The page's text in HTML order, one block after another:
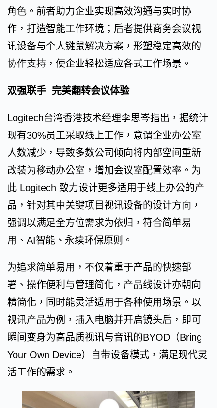
角色。前者助力企业实现高效沟通与实时协
作，打造智能工作环境；后者提供商务会议视
讯设备与个人键鼠解决方案，形塑稳定高效的
协作支持，使企业轻松适应各式工作场景。
双强联手 完美翻转会议体验
Logitech台湾香港技术经理李思岑指出，据统计
现有30%员工采取线上工作，意谓企业办公室
人数减少，导致多数公司倾向将内部空间重新
改装为移动办公室，增加会议室配置效率。为
此 Logitech 致力设计更多适用于线上办公的产
品，针对其中关键项目视讯设备的设计方向，
强调以满足全方位需求为依归，符合简单易
用、AI智能、永续环保原则。
为追求简单易用，不仅着重于产品的快速部
署、操作便利与管理简化，产品线设计亦朝向
精简化，同时能灵活适用于各种使用场景。以
视讯产品为例，插入电脑并开启镜头后，即可
瞬间变身为高品质视讯与音讯的BYOD（Bring
Your Own Device）自带设备模式，满足现代灵
活工作的需求。